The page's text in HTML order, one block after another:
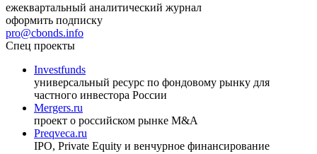
ежеквартальный аналитический журнал
оформить подписку
pro@cbonds.info
Спец проекты
Investfunds
универсальный ресурс по фондовому рынку для
частного инвестора России
Mergers.ru
проект о российском рынке M&A
Preqveca.ru
IPO, Private Equity и венчурное финансирование